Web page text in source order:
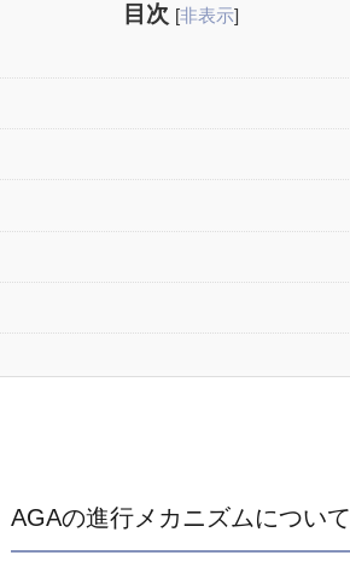
目次 [非表示]
AGAの進行メカニズムについて